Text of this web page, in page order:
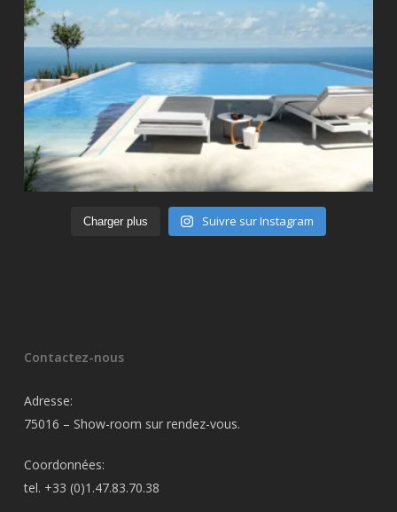
Charger plus Suivre sur Instagram
Contactez-nous
Adresse:
75016 – Show-room sur rendez-vous.
Coordonnées:
tel. +33 (0)1.47.83.70.38